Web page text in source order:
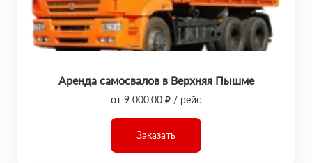
Аренда самосвалов в Верхняя Пышме
от 9 000,00 ₽ / рейс
Заказать